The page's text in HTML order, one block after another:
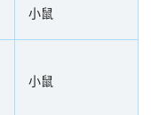
小鼠
小鼠